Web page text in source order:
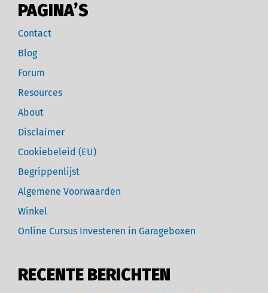
PAGINA’S
Contact
Blog
Forum
Resources
About
Disclaimer
Cookiebeleid (EU)
Begrippenlijst
Algemene Voorwaarden
Winkel
Online Cursus Investeren in Garageboxen
RECENTE BERICHTEN